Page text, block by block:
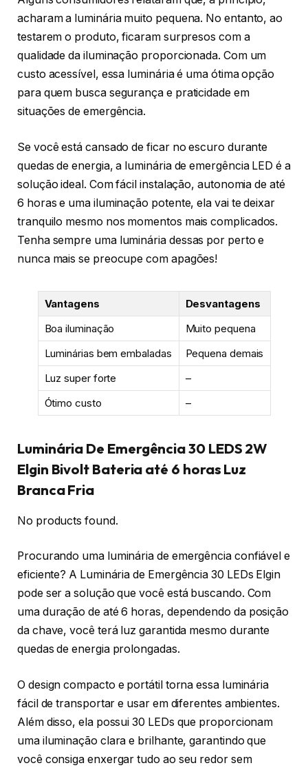
acharam a luminária muito pequena. No entanto, ao
testarem o produto, ficaram surpresos com a
qualidade da iluminação proporcionada. Com um
custo acessível, essa luminária é uma ótima opção
para quem busca segurança e praticidade em
situações de emergência.
Se você está cansado de ficar no escuro durante
quedas de energia, a luminária de emergência LED é a
solução ideal. Com fácil instalação, autonomia de até
6 horas e uma iluminação potente, ela vai te deixar
tranquilo mesmo nos momentos mais complicados.
Tenha sempre uma luminária dessas por perto e
nunca mais se preocupe com apagões!
Vantagens
Desvantagens
Boa iluminação
Muito pequena
Luminárias bem embaladas
Pequena demais
Luz super forte
–
Ótimo custo
–
Luminária De Emergência 30 LEDS 2W
Elgin Bivolt Bateria até 6 horas Luz
Branca Fria
No products found.
Procurando uma luminária de emergência confiável e
eficiente? A Luminária de Emergência 30 LEDs Elgin
pode ser a solução que você está buscando. Com
uma duração de até 6 horas, dependendo da posição
da chave, você terá luz garantida mesmo durante
quedas de energia prolongadas.
O design compacto e portátil torna essa luminária
fácil de transportar e usar em diferentes ambientes.
Além disso, ela possui 30 LEDs que proporcionam
uma iluminação clara e brilhante, garantindo que
você consiga enxergar tudo ao seu redor sem